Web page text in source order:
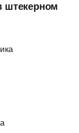
штекерном